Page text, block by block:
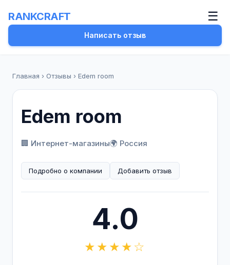
RANKCRAFT ☰
Написать отзыв
Главная › Отзывы › Edem room
Edem room
🏢 Интернет-магазины🌍 Россия
Подробно о компании Добавить отзыв
4.0
★★★★☆